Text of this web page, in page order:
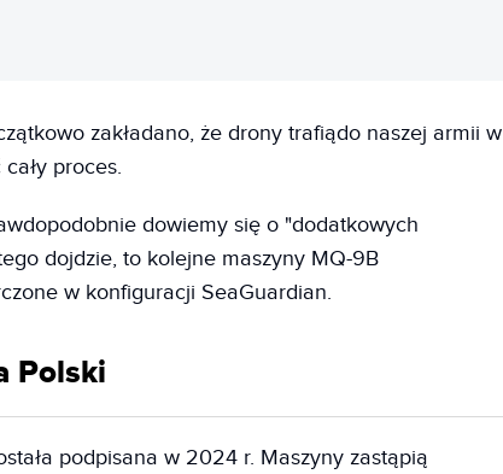
zakładano, że drony trafiądo naszej armii w
proces.
dowiemy się o "dodatkowych
dojdzie, to kolejne maszyny MQ-9B
w konfiguracji SeaGuardian.
Polski
podpisana w 2024 r. Maszyny zastąpią